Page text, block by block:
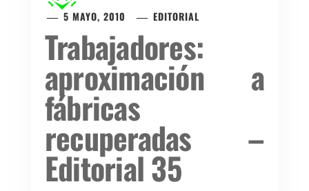
5 MAYO, 2010
EDITORIAL
Trabajadores:
aproximación a
fábricas
recuperadas –
Editorial 35